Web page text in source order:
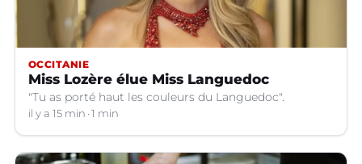
OCCITANIE
Miss Lozère élue Miss Languedoc
"Tu as porté haut les couleurs du Languedoc".
il y a 15 min 1 min